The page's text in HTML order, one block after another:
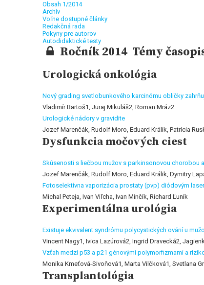
Obsah 1/2014
Archív
Voľne dostupné články
Redakčná rada
Pokyny pre autorov
Autodidaktické testy
Ročník 2014 Témy
Urologická onkológia
Nový grading svetlobunkového karcinómu obličky
Vladimír Bartoš1, Juraj Mikuláš2, Roman Mráz2
Urologické nádory v gravidite
Jozef Marenčák, Rudolf Moro, Eduard Králik, Patrícia
Dysfunkcia močových ciest
Skúsenosti s liečbou mužov s parkinsonovou chorobou
Jozef Marenčák, Rudolf Moro, Eduard Králik, Dymitry
Fotoselektívna vaporizácia prostaty (pvp) diódovým
Michal Peteja, Ivan Viľcha, Ivan Minčík, Richard Ľuník
Experimentálna urológia
Existuje ekvivalent syndrómu polycystických ovárií u
Vincent Nagy1, Ivica Lazúrová2, Ingrid Dravecká2,
Vzťah medzi p53 a p21 génovými polymorfizmami a
Monika Kmeťová-Sivoňová1, Marta Vilčková1, Svetlana
Transplantológia